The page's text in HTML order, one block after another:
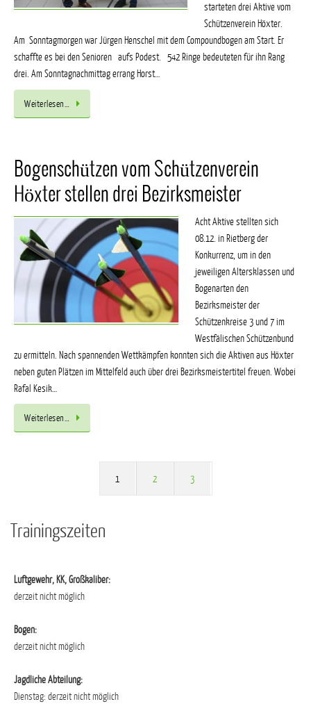
starteten drei Aktive vom
Schützenverein Höxter.
Am Sonntagmorgen war Jürgen Henschel mit dem Compoundbogen am Start. Er
schaffte es bei den Senioren aufs Podest. 542 Ringe bedeuteten für ihn Rang
drei. Am Sonntagnachmittag errang Horst…
Weiterlesen…
Bogenschützen vom Schützenverein
Höxter stellen drei Bezirksmeister
Acht Aktive stellten sich
08.12. in Rietberg der
Konkurrenz, um in den
jeweiligen Altersklassen und
Bogenarten den
Bezirksmeister der
Schützenkreise 3 und 7 im
Westfälischen Schützenbund
zu ermitteln. Nach spannenden Wettkämpfen konnten sich die Aktiven aus Höxter
neben guten Plätzen im Mittelfeld auch über drei Bezirksmeistertitel freuen. Wobei
Rafal Kesik…
Weiterlesen…
1 2 3
Trainingszeiten
Luftgewehr, KK, Großkaliber:
derzeit nicht möglich
Bogen:
derzeit nicht möglich
Jagdliche Abteilung:
Dienstag: derzeit nicht möglich